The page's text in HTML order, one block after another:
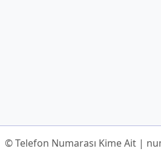
© Telefon Numarası Kime Ait |